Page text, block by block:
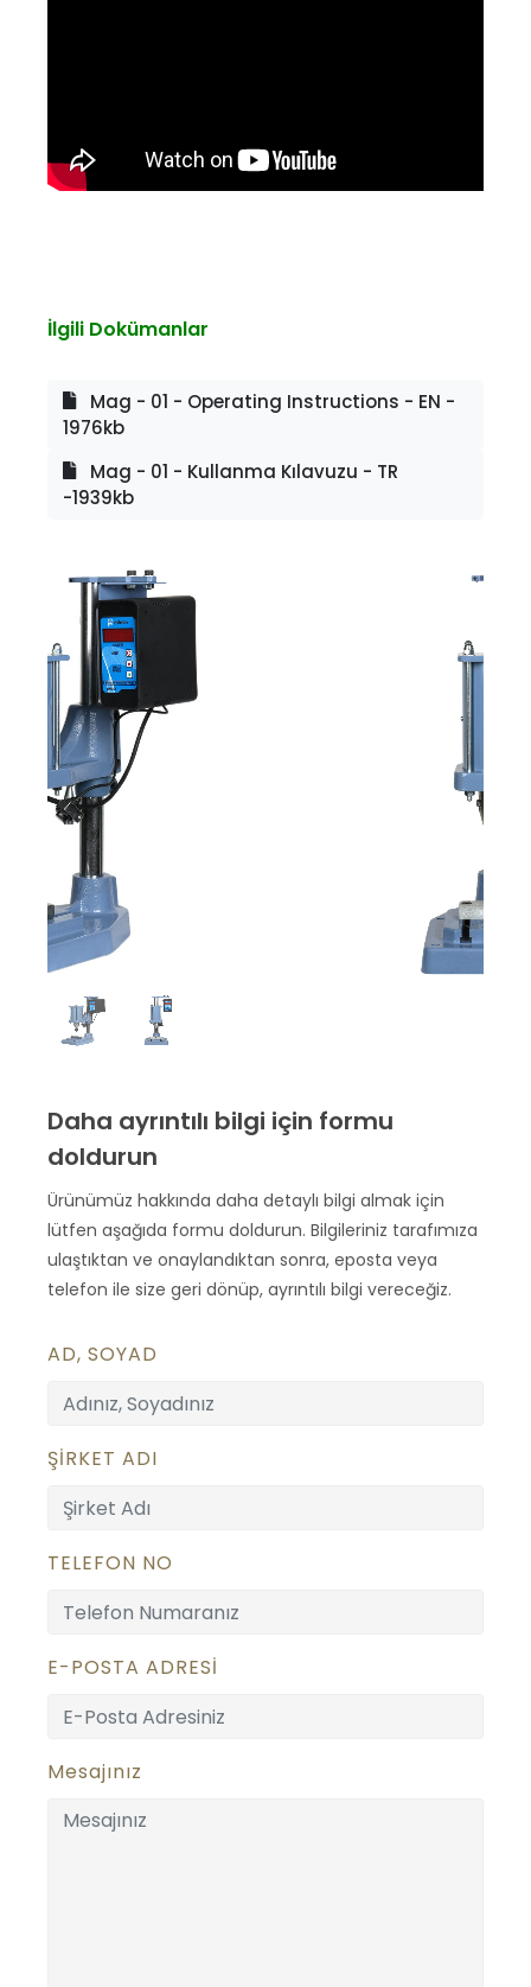
İlgili Dokümanlar
Mag - 01 - Operating Instructions - EN -
1976kb
Mag - 01 - Kullanma Kılavuzu - TR
-1939kb
Daha ayrıntılı bilgi için formu
doldurun
Ürünümüz hakkında daha detaylı bilgi almak için
lütfen aşağıda formu doldurun. Bilgileriniz tarafımıza
ulaştıktan ve onaylandıktan sonra, eposta veya
telefon ile size geri dönüp, ayrıntılı bilgi vereceğiz.
AD, SOYAD
ŞİRKET ADI
TELEFON NO
E-POSTA ADRESİ
Mesajınız